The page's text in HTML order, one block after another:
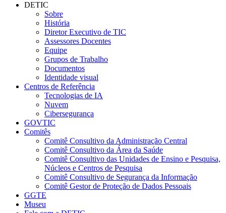
DETIC
Sobre
História
Diretor Executivo de TIC
Assessores Docentes
Equipe
Grupos de Trabalho
Documentos
Identidade visual
Centros de Referência
Tecnologias de IA
Nuvem
Cibersegurança
GOVTIC
Comitês
Comitê Consultivo da Administração Central
Comitê Consultivo da Área da Saúde
Comitê Consultivo das Unidades de Ensino e Pesquisa,
Núcleos e Centros de Pesquisa
Comitê Consultivo de Segurança da Informação
Comitê Gestor de Proteção de Dados Pessoais
GGTE
Museu